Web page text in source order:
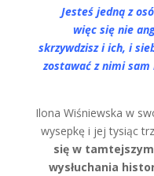
Jesteś jedną z
więc się nie
skrzywdzisz i ich, i
zostawać z nimi sam
Ilona Wiśniewska w
wysepkę i jej tysiąc
się w
wysłuchania